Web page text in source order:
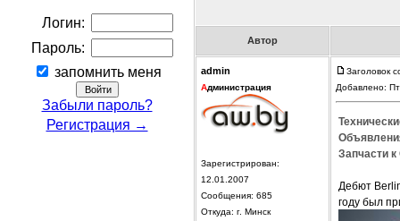
Логин:
Пароль:
запомнить меня
Забыли пароль?
Регистрация →
Автор
admin
Администрация
Зарегистрирован:
12.01.2007
Сообщения: 685
Откуда: г. Минск
Заголовок
Добавлено:
Запчасти
Дебют
году был